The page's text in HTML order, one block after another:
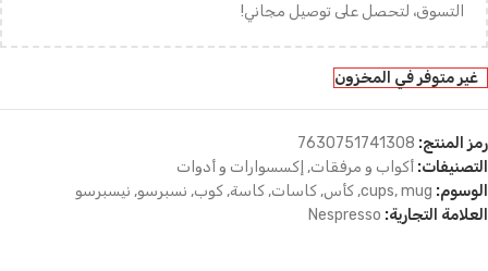
التسوق، لتحصل على توصيل مجاني!
غير متوفر في المخزون
رمز المنتج: 7630751741308
التصنيفات: أكواب و مرفقات, إكسسوارات و أدوات
الوسوم:
cups,mug
, كأس, كاسات, كاسة, كوب, نسبرسو, نيسبرسو
العلامة التجارية: Nespresso